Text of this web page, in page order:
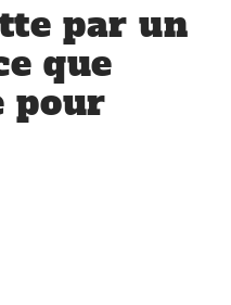
par un
que
pour